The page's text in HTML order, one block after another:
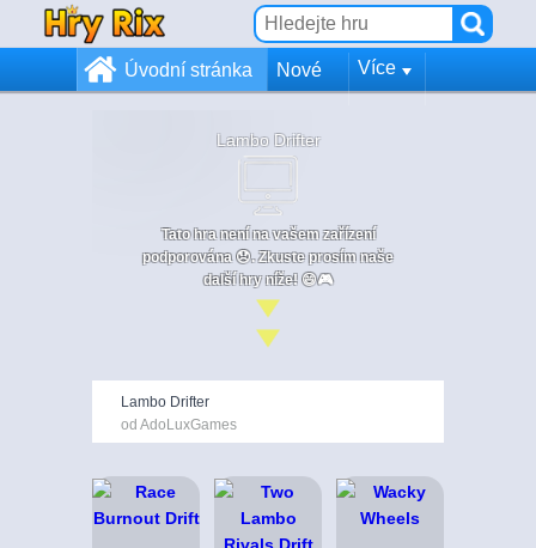
Úvodní stránka Nové Více
Lambo Drifter
Tato hra není na vašem zařízení
podporována 😞. Zkuste prosím naše
další hry níže! 😄🎮
Lambo Drifter
od AdoLuxGames